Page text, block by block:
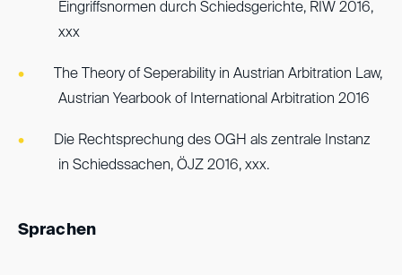
Eingriffsnormen durch Schiedsgerichte, RIW 2016,
xxx
The Theory of Seperability in Austrian Arbitration Law,
Austrian Yearbook of International Arbitration 2016
Die Rechtsprechung des OGH als zentrale Instanz
in Schiedssachen, ÖJZ 2016, xxx.
Sprachen